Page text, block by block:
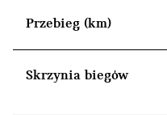
Przebieg (km)
Skrzynia biegów